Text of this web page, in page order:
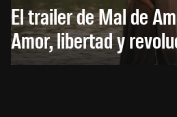
El trailer de Mal de
Amor, libertad y